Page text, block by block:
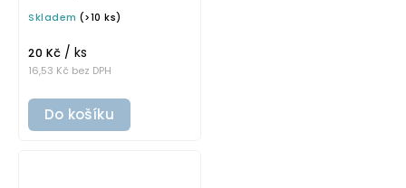
omyvatelná samolepka
Skladem (>10 ks)
16,53 Kč bez DPH
20 Kč / ks
Do košíku